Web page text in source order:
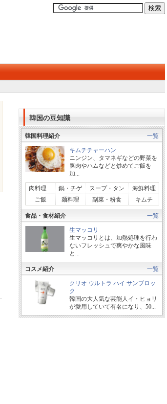
韓国の豆知識
韓国料理紹介 一覧
キムチチャーハン
ニンジン、タマネギなどの野菜を
豚肉やハムなどと炒めてご飯を
加...
肉料理 鍋・チゲ スープ・タン
海鮮料理
ご飯
麺料理 副菜・粉食 キムチ
食品・食材紹介 一覧
生マッコリ
生マッコリとは、加熱処理を行わ
ないフレッシュで爽やかな風味
と...
コスメ紹介 一覧
クリオ ウルトラ ハイ サンブロッ
ク
韓国の大人気な芸能人イ・ヒョリ
が愛用していて有名になり、50...